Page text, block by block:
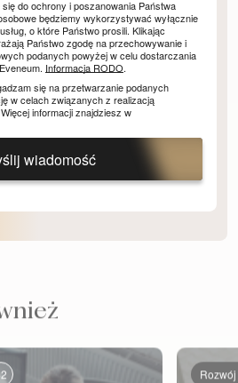
do ochrony i poszanowania Państwa
będziemy wykorzystywać wyłącznie
o które Państwo prosili. Klikając
Państwo zgodę na przechowywanie i
podanych powyżej w celu dostarczania
Informacja RODO.
się na przetwarzanie podanych
w celach związanych z realizacją
informacji znajdziesz w
wiadomość